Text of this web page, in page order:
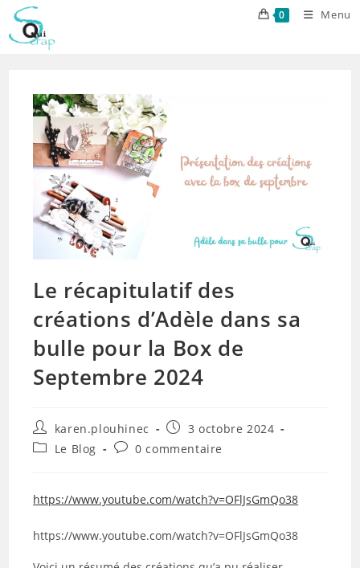
Skip
content
0 Menu
Le récapitulatif des
créations d’Adèle dans sa
bulle pour la Box de
Septembre 2024
Auteur/autrice
de
la
karen.plouhinec
Publication
publiée :
3 octobre 2024
PostLe Blog
Commentaires
publication :
0 commentaire
https://www.youtube.com/watch?v=OFlJsGmQo38
https://www.youtube.com/watch?v=OFlJsGmQo38